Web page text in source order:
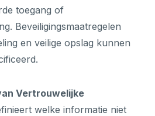
toegang of
Beveiligingsmaatregelen
en veilige opslag kunnen
Vertrouwelijke
welke informatie niet